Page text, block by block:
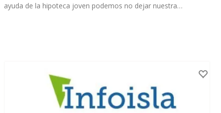
ayuda de la hipoteca joven podemos no dejar nuestra…